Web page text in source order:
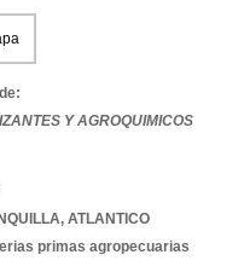
Y AGROQUIMICOS
, ATLANTICO
primas agropecuarias